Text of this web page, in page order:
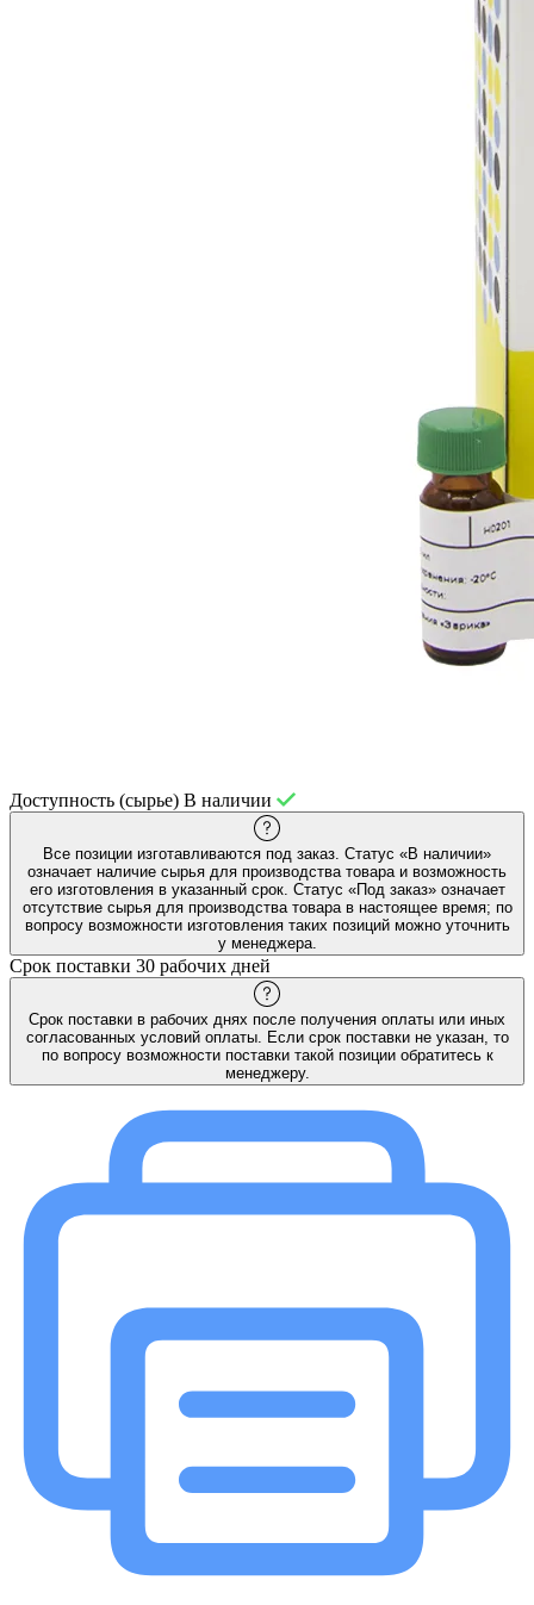
Доступность (сырье) В наличии
Все позиции изготавливаются под заказ. Статус «В наличии»
означает наличие сырья для производства товара и возможность
его изготовления в указанный срок. Статус «Под заказ» означает
отсутствие сырья для производства товара в настоящее время; по
вопросу возможности изготовления таких позиций можно уточнить
у менеджера.
Срок поставки 30 рабочих дней
Срок поставки в рабочих днях после получения оплаты или иных
согласованных условий оплаты. Если срок поставки не указан, то
по вопросу возможности поставки такой позиции обратитесь к
менеджеру.